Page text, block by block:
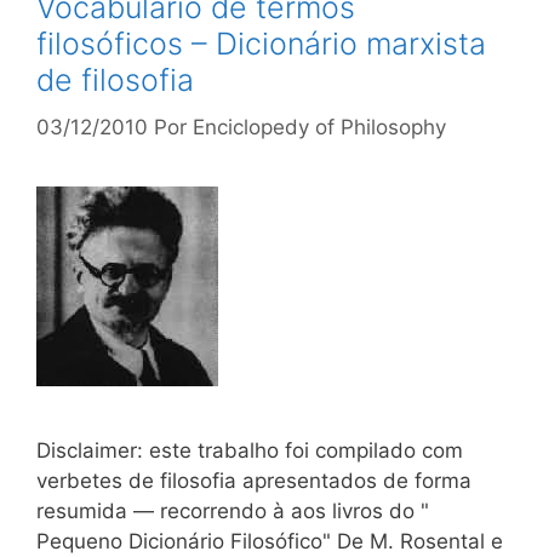
Vocabulário de termos
filosóficos – Dicionário marxista
de filosofia
03/12/2010 Por Enciclopedy of Philosophy
Disclaimer: este trabalho foi compilado com
verbetes de filosofia apresentados de forma
resumida — recorrendo à aos livros do "
Pequeno Dicionário Filosófico" De M. Rosental e